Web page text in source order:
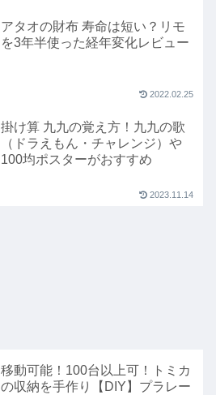
アタオの財布 寿命は短い？リモ
を3年半使った経年変化レビュー
2022.02.25
掛け算 九九の覚え方！九九の歌
（ドラえもん・チャレンジ）や
100均ポスターがおすすめ
2023.11.14
移動可能！100台以上可！トミカ
の収納を手作り【DIY】プラレー